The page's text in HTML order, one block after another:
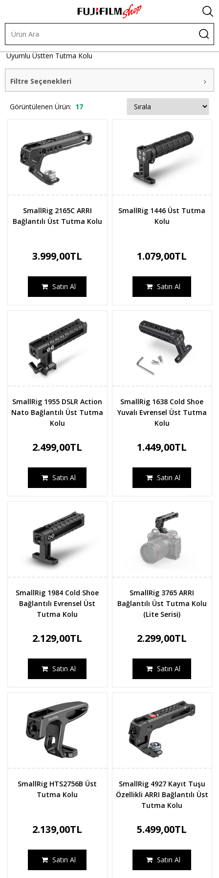
Kafes Sistemleri Tutaklar Üstten Tutma Kolu
Canon
Uyumlu Üstten Tutma Kolu
Filtre Seçenekleri
Görüntülenen Ürün: 17
SmallRig 2165C ARRI
Bağlantılı Üst Tutma Kolu
3.999,00TL
Satın Al
SmallRig 1446 Üst Tutma
Kolu
1.079,00TL
Satın Al
SmallRig 1955 DSLR Action
Nato Bağlantılı Üst Tutma
Kolu
2.499,00TL
Satın Al
SmallRig 1638 Cold Shoe
Yuvalı Evrensel Üst Tutma
Kolu
1.449,00TL
Satın Al
SmallRig 1984 Cold Shoe
Bağlantılı Evrensel Üst
Tutma Kolu
2.129,00TL
Satın Al
SmallRig 3765 ARRI
Bağlantılı Üst Tutma Kolu
(Lite Serisi)
2.299,00TL
Satın Al
SmallRig HTS2756B Üst
Tutma Kolu
2.139,00TL
Satın Al
SmallRig 4927 Kayıt Tuşu
Özellikli ARRI Bağlantılı Üst
Tutma Kolu
5.499,00TL
Satın Al